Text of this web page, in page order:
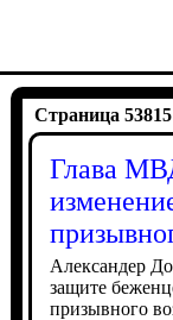
Страница 53815
Глава
Александер
защите
призывного